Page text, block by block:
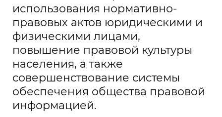
использования нормативно-
правовых актов юридическими и
физическими лицами,
повышение правовой культуры
населения, а также
совершенствование системы
обеспечения общества правовой
информацией.